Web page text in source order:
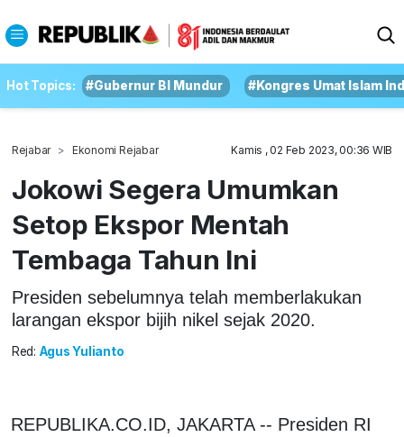
Hot Topics: #Gubernur BI Mundur #Kongres Umat Islam
Rejabar Ekonomi Rejabar Kamis , 02 Feb 2023, 00:36 WIB
Jokowi Segera Umumkan
Setop Ekspor Mentah
Tembaga Tahun Ini
Presiden sebelumnya telah memberlakukan
larangan ekspor bijih nikel sejak 2020.
Red: Agus Yulianto
REPUBLIKA.CO.ID, JAKARTA -- Presiden RI